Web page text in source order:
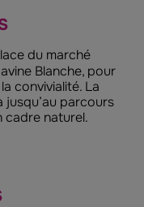
du marché
Blanche, pour
convivialité. La
jusqu’au parcours
cadre naturel.